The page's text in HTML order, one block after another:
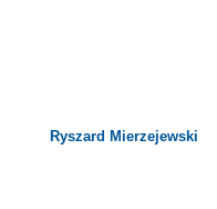
Ryszard Mierzejewski